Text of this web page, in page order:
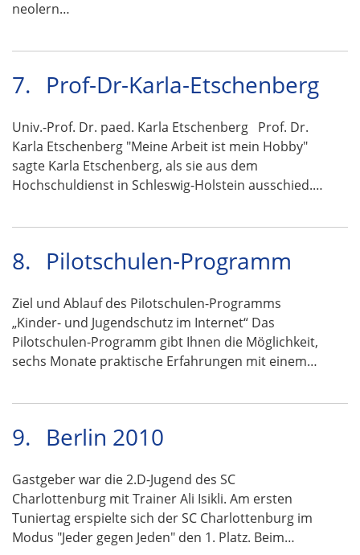
neolern…
7. Prof-Dr-Karla-Etschenberg
Univ.-Prof. Dr. paed. Karla Etschenberg Prof. Dr.
Karla Etschenberg "Meine Arbeit ist mein Hobby"
sagte Karla Etschenberg, als sie aus dem
Hochschuldienst in Schleswig-Holstein ausschied.…
8. Pilotschulen-Programm
Ziel und Ablauf des Pilotschulen-Programms
„Kinder- und Jugendschutz im Internet“ Das
Pilotschulen-Programm gibt Ihnen die Möglichkeit,
sechs Monate praktische Erfahrungen mit einem…
9. Berlin 2010
Gastgeber war die 2.D-Jugend des SC
Charlottenburg mit Trainer Ali Isikli. Am ersten
Tuniertag erspielte sich der SC Charlottenburg im
Modus "Jeder gegen Jeden" den 1. Platz. Beim…